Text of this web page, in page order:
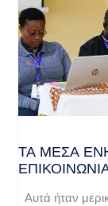
ΤΑ ΜΈΣΑ
Αυτά ήταν